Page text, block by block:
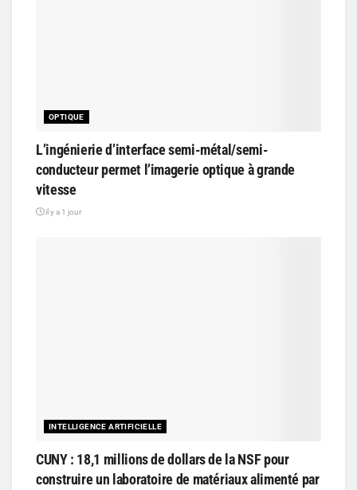
OPTIQUE
L’ingénierie d’interface semi-métal/semi-
conducteur permet l’imagerie optique à grande
vitesse
il y a 1 jour
INTELLIGENCE ARTIFICIELLE
CUNY : 18,1 millions de dollars de la NSF pour
construire un laboratoire de matériaux alimenté par